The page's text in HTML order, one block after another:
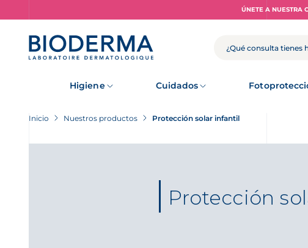
ÚNETE A NUESTRA
BUSCAR
Higiene Cuidados
Inicio Nuestros productos Protección solar infantil
Protección